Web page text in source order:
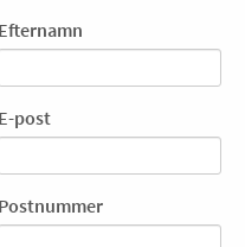
Efternamn
E-post
Postnummer